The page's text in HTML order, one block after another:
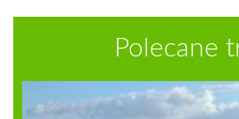
Polecane